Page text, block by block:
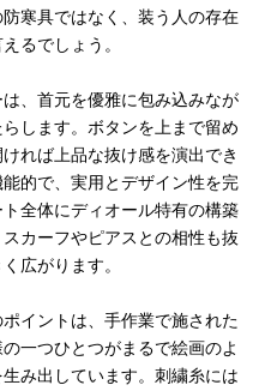
寒具ではなく、装う人の存在
るでしょう。
、首元を優雅に包み込みなが
します。ボタンを上まで留め
れば上品な抜け感を演出でき
的で、実用とデザイン性を完
全体にディオール特有の構築
カーフやピアスとの相性も抜
広がります。
イントは、手作業で施された
一つひとつがまるで絵画のよ
み出しています。刺繍糸には